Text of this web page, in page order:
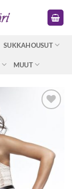
SUKKAHOUSUT
MUUT